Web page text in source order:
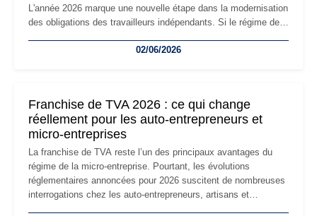
L'année 2026 marque une nouvelle étape dans la modernisation
des obligations des travailleurs indépendants. Si le régime de
les auto-entrepreneurs devront s'adapter à un environnement
02/06/2026
Franchise de TVA 2026 : ce qui change
réellement pour les auto-entrepreneurs et
micro-entreprises
La franchise de TVA reste l’un des principaux avantages du
régime de la micro-entreprise. Pourtant, les évolutions
réglementaires annoncées pour 2026 suscitent de nombreuses
interrogations chez les auto-entrepreneurs, artisans et